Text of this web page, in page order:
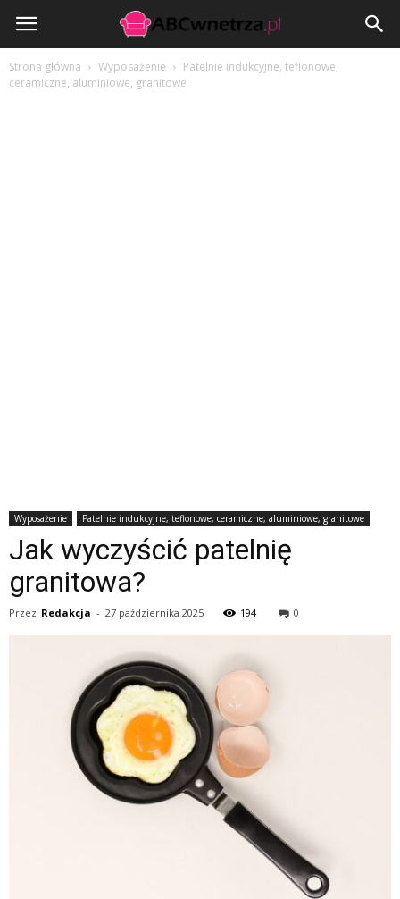
ABCwnetrza.pl
Strona główna Wyposażenie
Patelnie indukcyjne, teflonowe,
ceramiczne, aluminiowe, granitowe
Wyposażenie Patelnie indukcyjne, teflonowe, ceramiczne, aluminiowe, granitowe
Jak wyczyścić patelnię
granitowa?
Przez Redakcja - 27 października 2025 194 0